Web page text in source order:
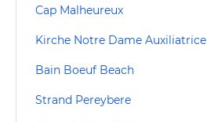
Cap Malheureux
Kirche Notre Dame Auxiliatrice
Bain Boeuf Beach
Strand Pereybere